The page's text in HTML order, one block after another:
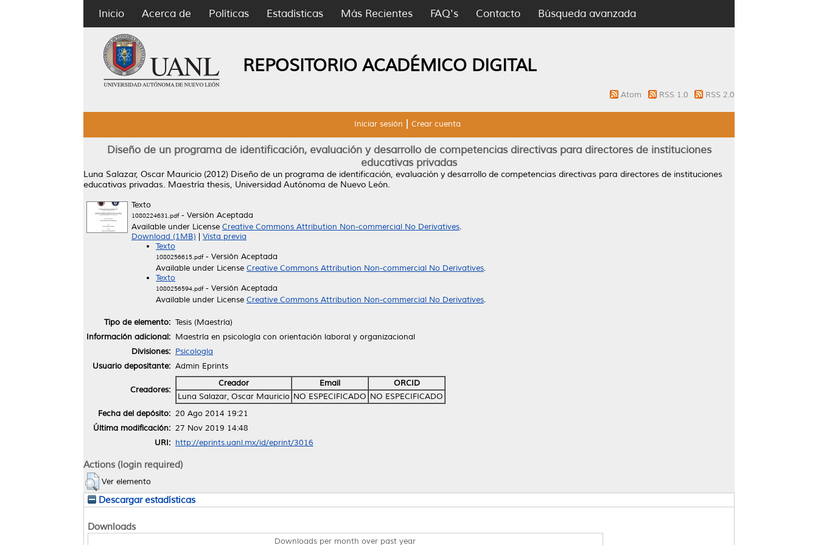
Inicio Acerca de Políticas Estadísticas Más Recientes FAQ's Contacto Búsqueda avanzada
REPOSITORIO ACADÉMICO DIGITAL
Atom RSS 1.0 RSS 2.0
Iniciar sesión Crear cuenta
Diseño de un programa de identificación, evaluación y desarrollo de competencias directivas para directores de instituciones
educativas privadas
Luna Salazar, Oscar Mauricio (2012) Diseño de un programa de identificación, evaluación y desarrollo de competencias directivas para directores de instituciones
educativas privadas. Maestría thesis, Universidad Autónoma de Nuevo León.
Texto
1080224631.pdf- Versión Aceptada
Available under License Creative Commons Attribution Non-commercial No Derivatives.
Download (1MB)
Vista previa
Texto
1080256615.pdf- Versión Aceptada
Available under License Creative Commons Attribution Non-commercial No Derivatives.
Texto
1080256594.pdf- Versión Aceptada
Available under License Creative Commons Attribution Non-commercial No Derivatives.
Tipo de elemento: Tesis (Maestría)
Información adicional: Maestría en psicología con orientación laboral y organizacional
Divisiones: Psicología
Usuario depositante: Admin Eprints
Creadores:
Creador Email
ORCID
Luna Salazar, Oscar Mauricio NO ESPECIFICADO NO ESPECIFICADO
Fecha del depósito: 20 Ago 2014 19:21
Última modificación: 27 Nov 2019 14:48
URI: http://eprints.uanl.mx/id/eprint/3016
Actions (login required)
Ver elemento
Descargar estadísticas
Downloads
Downloads per month over past year